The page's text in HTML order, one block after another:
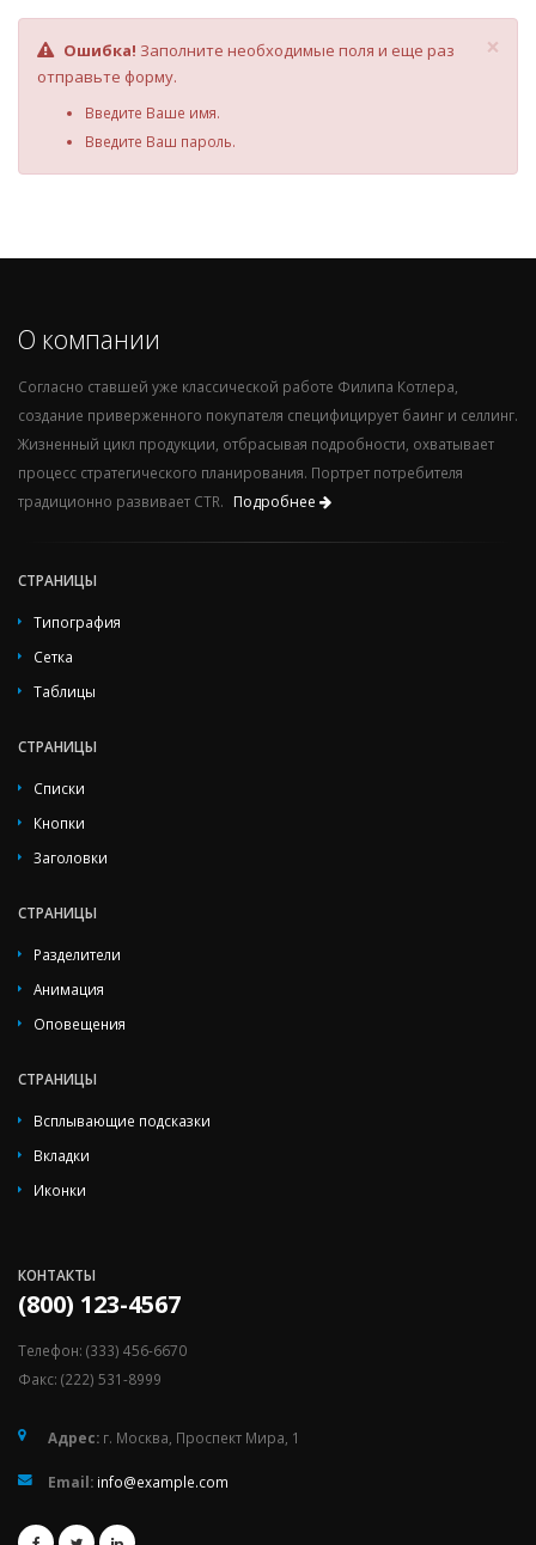
×
Ошибка! Заполните необходимые поля и еще раз
отправьте форму.
Введите Ваше имя.
Введите Ваш пароль.
О компании
Согласно ставшей уже классической работе Филипа Котлера,
создание приверженного покупателя специфицирует баинг и селлинг.
Жизненный цикл продукции, отбрасывая подробности, охватывает
процесс стратегического планирования. Портрет потребителя
традиционно развивает CTR.
Подробнее
СТРАНИЦЫ
Типография
Сетка
Таблицы
СТРАНИЦЫ
Списки
Кнопки
Заголовки
СТРАНИЦЫ
Разделители
Анимация
Оповещения
СТРАНИЦЫ
Всплывающие подсказки
Вкладки
Иконки
КОНТАКТЫ
(800) 123-4567
Телефон: (333) 456-6670
Факс: (222) 531-8999
Адрес: г. Москва, Проспект Мира, 1
Email: info@example.com